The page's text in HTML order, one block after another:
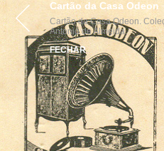
Cartão da Casa Odeon
Cartão da Casa Odeon.
Antonio de Almeida.
FECHAR